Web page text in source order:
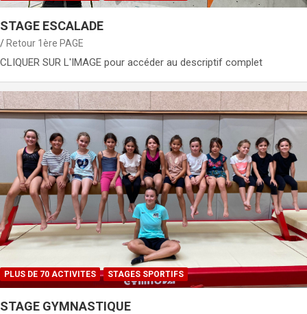
STAGE ESCALADE
Retour 1ère PAGE
CLIQUER SUR L'IMAGE pour accéder au descriptif complet
PLUS DE 70 ACTIVITES STAGES SPORTIFS
STAGE GYMNASTIQUE